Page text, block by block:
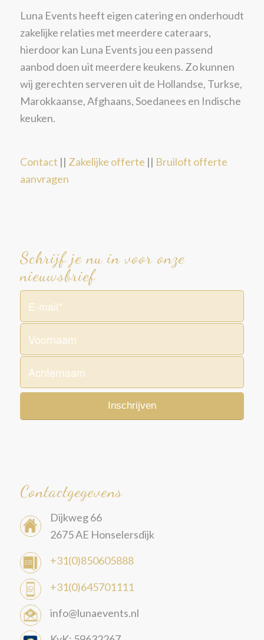
Luna Events heeft eigen catering en onderhoudt
zakelijke relaties met meerdere cateraars,
hierdoor kan Luna Events jou een passend
aanbod doen uit meerdere keukens. Zo kunnen
wij gerechten serveren uit de Hollandse, Turkse,
Marokkaanse, Afghaans, Soedanees en Indische
keuken.
Contact || Zakelijke offerte || Bruiloft offerte
aanvragen
Schrijf je nu in voor onze
nieuwsbrief
Contactgegevens
Dijkweg 66
2675 AE Honselersdijk
+31(0)850605888
+31(0)645701111
info@lunaevents.nl